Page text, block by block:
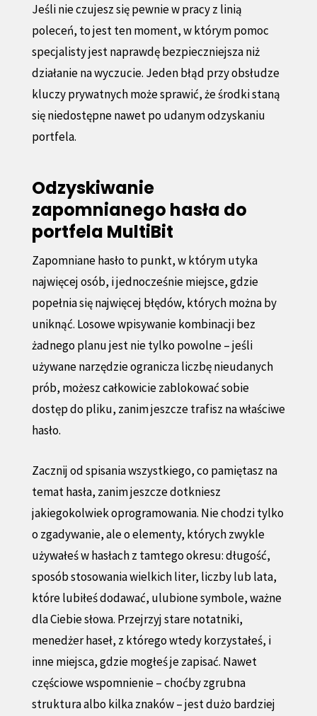
Jeśli nie czujesz się pewnie w pracy z linią
poleceń, to jest ten moment, w którym pomoc
specjalisty jest naprawdę bezpieczniejsza niż
działanie na wyczucie. Jeden błąd przy obsłudze
kluczy prywatnych może sprawić, że środki staną
się niedostępne nawet po udanym odzyskaniu
portfela.
Odzyskiwanie
zapomnianego hasła do
portfela MultiBit
Zapomniane hasło to punkt, w którym utyka
najwięcej osób, i jednocześnie miejsce, gdzie
popełnia się najwięcej błędów, których można by
uniknąć. Losowe wpisywanie kombinacji bez
żadnego planu jest nie tylko powolne – jeśli
używane narzędzie ogranicza liczbę nieudanych
prób, możesz całkowicie zablokować sobie
dostęp do pliku, zanim jeszcze trafisz na właściwe
hasło.
Zacznij od spisania wszystkiego, co pamiętasz na
temat hasła, zanim jeszcze dotkniesz
jakiegokolwiek oprogramowania. Nie chodzi tylko
o zgadywanie, ale o elementy, których zwykle
używałeś w hasłach z tamtego okresu: długość,
sposób stosowania wielkich liter, liczby lub lata,
które lubiłeś dodawać, ulubione symbole, ważne
dla Ciebie słowa. Przejrzyj stare notatniki,
menedżer haseł, z którego wtedy korzystałeś, i
inne miejsca, gdzie mogłeś je zapisać. Nawet
częściowe wspomnienie – choćby zgrubna
struktura albo kilka znaków – jest dużo bardziej